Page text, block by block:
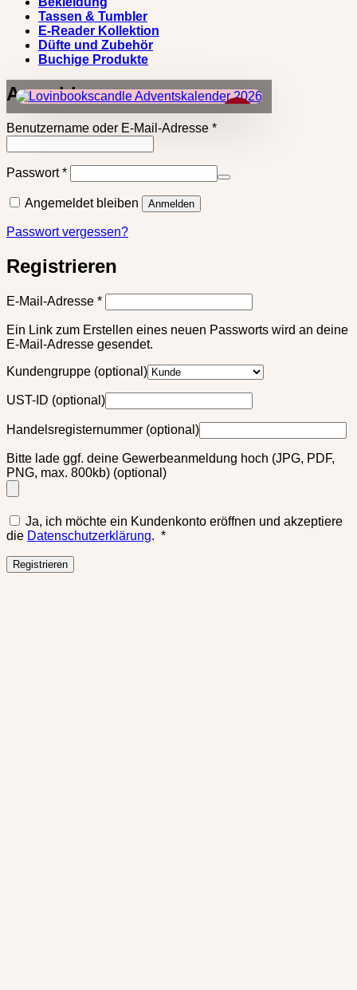
Tassen & Tumbler
E-Reader Kollektion
Düfte und Zubehör
Buchige Produkte
×
Anmelden
Benutzername oder E-Mail-Adresse *Erforderlich
Passwort*Erforderlich
Angemeldet bleiben Anmelden
Passwort vergessen?
Registrieren
E-Mail-Adresse *Erforderlich
Ein Link zum Erstellen eines neuen Passworts wird an deine
E-Mail-Adresse gesendet.
Kundengruppe (optional)
UST-ID (optional)
Handelsregisternummer (optional)
Bitte lade ggf. deine Gewerbeanmeldung hoch (JPG, PDF,
PNG, max. 800kb) (optional)
Ja, ich möchte ein Kundenkonto eröffnen und akzeptiere
die Datenschutzerklärung. *Erforderlich
Registrieren